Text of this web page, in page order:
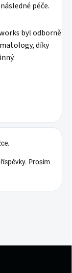
péče.
byl odborně
díky
Prosím